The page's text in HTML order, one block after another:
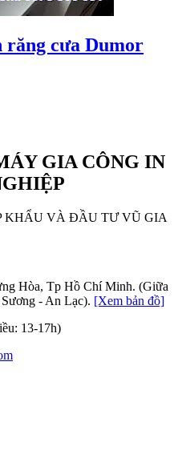
răng cưa Dumor
GIA CÔNG IN
KHẨU VÀ ĐẦU TƯ VŨ GIA
Hòa, Tp Hồ Chí Minh. (Giữa
- An Lạc). [Xem bản đồ]
13-17h)